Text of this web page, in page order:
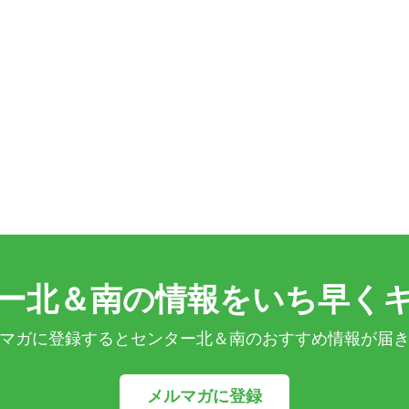
北＆南の情報をいち早く
ガに登録するとセンター北＆南のおすすめ情報が届
メルマガに登録